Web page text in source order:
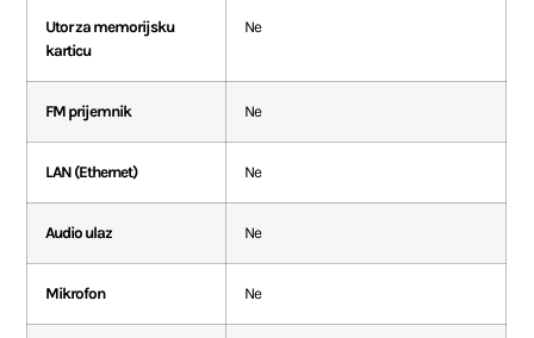
Utor za memorijsku
karticu
Ne
FM prijemnik Ne
LAN (Ethernet) Ne
Audio ulaz Ne
Mikrofon Ne